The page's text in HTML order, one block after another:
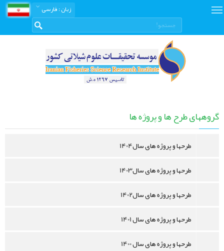
زبان: فارسی
ها
و
گروههای طرح ها و پروژه ها
طرحها و پروژه های سال1404
طرحها و پروژه های سال1403
طرحها و پروژه های سال1402
طرحها و پروژه های سال 1401
طرحها و پروژه های سال 1400